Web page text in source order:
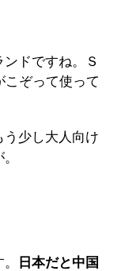
ドですね。Ｓ
ぞって使って
少し大人向け
日本だと中国